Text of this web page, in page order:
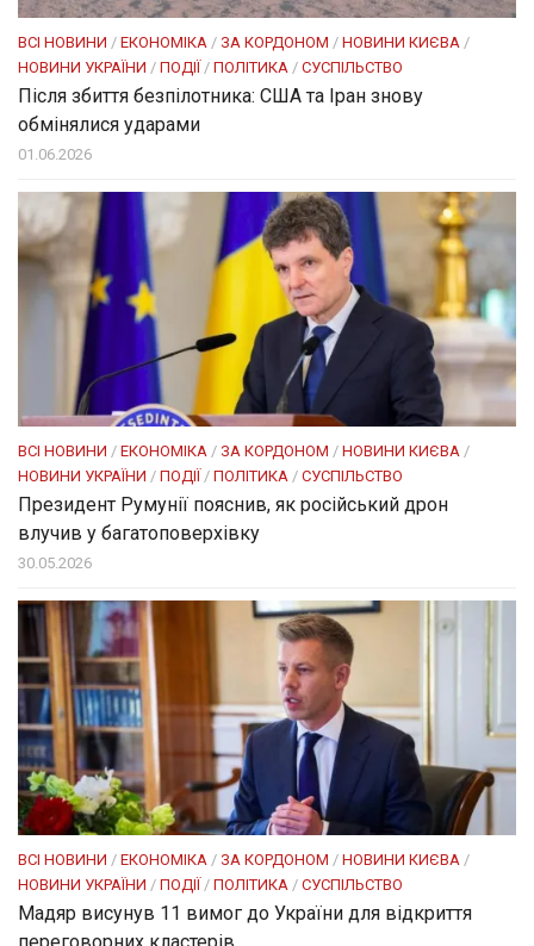
ВСІ НОВИНИ / ЕКОНОМІКА / ЗА КОРДОНОМ / НОВИНИ КИЄВА /
НОВИНИ УКРАЇНИ / ПОДІЇ/ ПОЛІТИКА / СУСПІЛЬСТВО
Після збиття безпілотника: США та Іран знову
обмінялися ударами
01.06.2026
ВСІ НОВИНИ / ЕКОНОМІКА / ЗА КОРДОНОМ / НОВИНИ КИЄВА /
НОВИНИ УКРАЇНИ / ПОДІЇ/ ПОЛІТИКА / СУСПІЛЬСТВО
Президент Румунії пояснив, як російський дрон
влучив у багатоповерхівку
30.05.2026
ВСІ НОВИНИ / ЕКОНОМІКА / ЗА КОРДОНОМ / НОВИНИ КИЄВА /
НОВИНИ УКРАЇНИ / ПОДІЇ/ ПОЛІТИКА / СУСПІЛЬСТВО
Мадяр висунув 11 вимог до України для відкриття
переговорних кластерів